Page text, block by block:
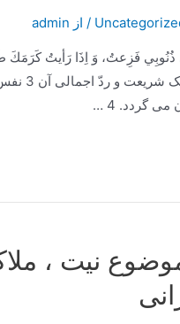
/ از admin
گردد. 4 …
نیت ،